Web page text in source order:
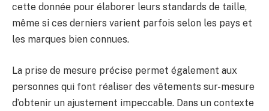
cette donnée pour élaborer leurs standards de taille,
même si ces derniers varient parfois selon les pays et
les marques bien connues.
La prise de mesure précise permet également aux
personnes qui font réaliser des vêtements sur-mesure
d’obtenir un ajustement impeccable. Dans un contexte